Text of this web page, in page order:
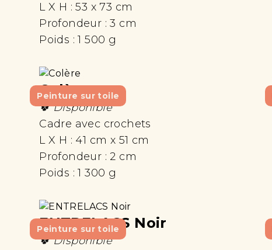
L X H :53 x 73 cm
Profondeur :3 cm
Poids :1 500 g
Peinture sur toile
Colère
🍀 Disponible
Cadre avec crochets
L X H : 41 cm x 51 cm
Profondeur : 2 cm
Poids :1 300 g
Peinture sur toile
ENTRELACS Noir
🍀 Disponible